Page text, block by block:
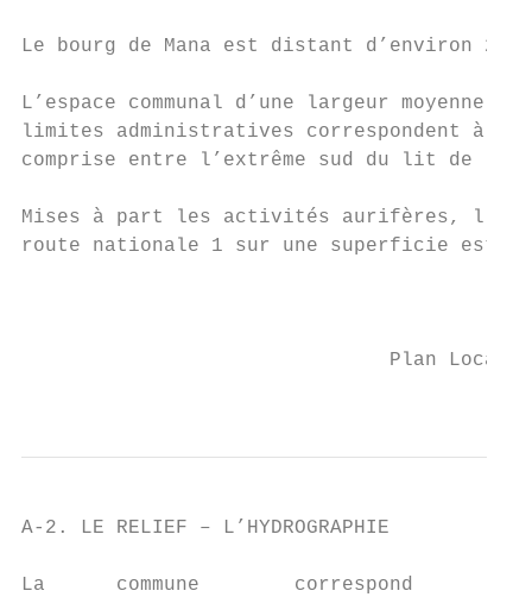
Le bourg de Mana est distant d’environ
L’espace communal d’une largeur
limites administratives correspondent à
comprise entre l’extrême sud du lit de
Mises à part les activités aurifères,
route nationale 1 sur une superficie
Plan Local
A-2. LE RELIEF – L’HYDROGRAPHIE
La      commune        correspond